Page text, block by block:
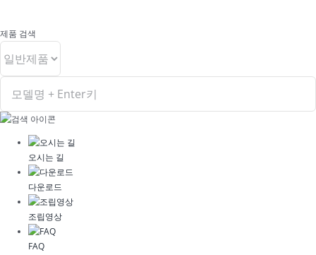
제품 검색
오시는 길
다운로드
조립영상
FAQ